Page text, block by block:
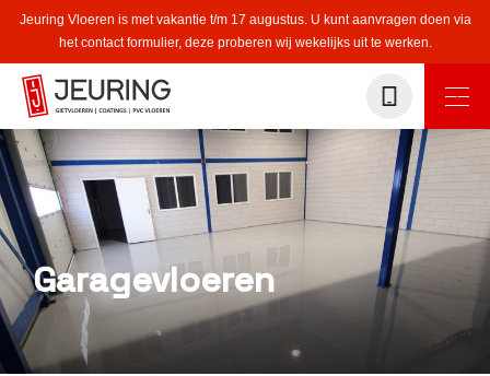
Jeuring Vloeren is met vakantie t/m 17 augustus. U kunt aanvragen doen via
het contact formulier, deze proberen wij wekelijks uit te werken.
Garagevloeren